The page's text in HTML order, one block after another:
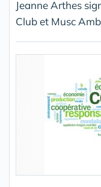
Jeanne Arthes
Club et Musc